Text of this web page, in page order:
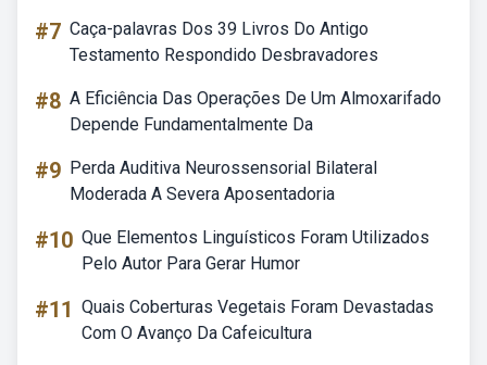
#7 Caça-palavras Dos 39 Livros Do Antigo
Testamento Respondido Desbravadores
#8 A Eficiência Das Operações De Um Almoxarifado
Depende Fundamentalmente Da
#9 Perda Auditiva Neurossensorial Bilateral
Moderada A Severa Aposentadoria
#10 Que Elementos Linguísticos Foram Utilizados
Pelo Autor Para Gerar Humor
#11 Quais Coberturas Vegetais Foram Devastadas
Com O Avanço Da Cafeicultura